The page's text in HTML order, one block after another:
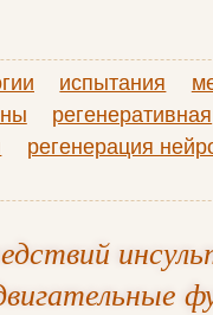
испытания
регенеративная
регенерация